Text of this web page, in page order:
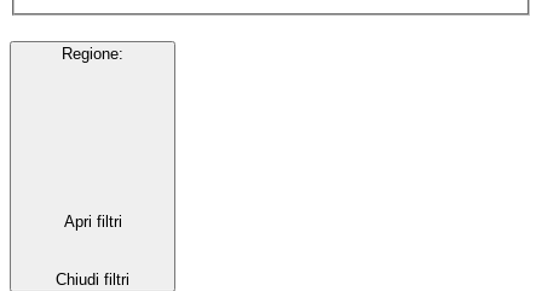
Regione:
Apri filtri
Chiudi filtri